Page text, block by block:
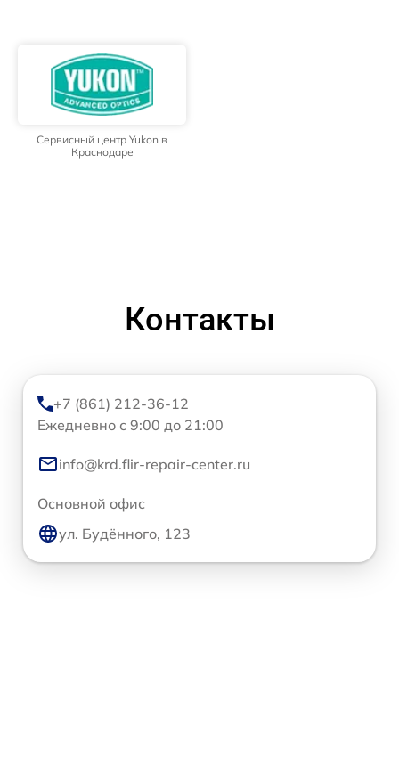
Сервисный центр Yukon в
Краснодаре
Контакты
+7 (861) 212-36-12
Ежедневно с 9:00 до 21:00
info@krd.flir-repair-center.ru
Основной офис
ул. Будённого, 123